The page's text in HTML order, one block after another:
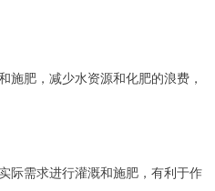
施肥，减少水资源和化肥的浪费，
际需求进行灌溉和施肥，有利于作